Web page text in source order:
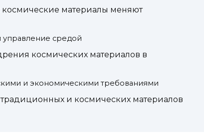
материалы меняют
управление средой
космических материалов в
и экономическими требованиями
и космических материалов